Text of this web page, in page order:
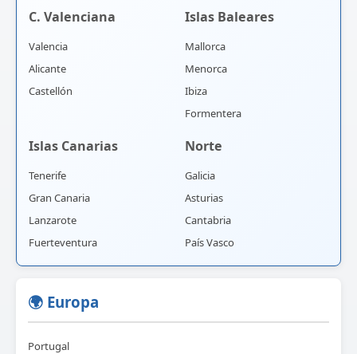
C. Valenciana
Valencia
Alicante
Castellón
Islas Baleares
Mallorca
Menorca
Ibiza
Formentera
Islas Canarias
Tenerife
Gran Canaria
Lanzarote
Fuerteventura
Norte
Galicia
Asturias
Cantabria
País Vasco
🌍 Europa
Portugal